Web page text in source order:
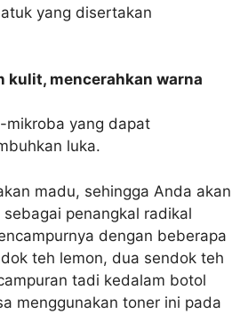
yang disertakan
kulit, mencerahkan warna
mikroba yang dapat
luka.
madu, sehingga Anda akan
penangkal radikal
dengan beberapa
teh lemon, dua sendok teh
tadi kedalam botol
menggunakan toner ini pada